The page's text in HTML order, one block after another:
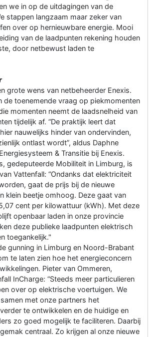
we in op de uitdagingen van de
stappen langzaam maar zeker van
over op hernieuwbare energie. Mooi
van de laadpunten rekening houden
door netbewust laden te
grote wens van netbeheerder Enexis.
de toenemende vraag op piekmomenten
momenten neemt de laadsnelheid van
tijdelijk af. “De praktijk leert dat
nauwelijks hinder van ondervinden,
ontlast wordt”, aldus Daphne
& Transitie bij Enexis.
gedeputeerde Mobiliteit in Limburg, is
Vattenfall: “Ondanks dat elektriciteit
gaat de prijs bij de nieuwe
klein beetje omhoog. Deze gaat van
cent per kilowattuur (kWh). Met deze
openbaar laden in onze provincie
deze publieke laadpunten elektrisch
toegankelijk."
gunning in Limburg en Noord-Brabant
te laten zien hoe het energieconcern
Pieter van Ommeren,
InCharge: “Steeds meer particulieren
over op elektrische voertuigen. We
met onze partners het
te ontwikkelen en de huidige en
zo goed mogelijk te faciliteren. Daarbij
centraal. Zo krijgen al onze nieuwe